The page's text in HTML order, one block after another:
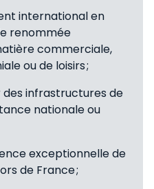
international en
renommée
commerciale,
ou de loisirs ;
infrastructures de
nationale ou
exceptionnelle de
de France ;